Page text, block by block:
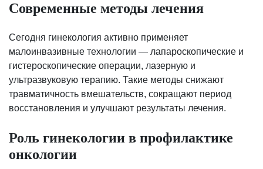
Современные методы лечения
Сегодня гинекология активно применяет
малоинвазивные технологии — лапароскопические и
гистероскопические операции, лазерную и
ультразвуковую терапию. Такие методы снижают
травматичность вмешательств, сокращают период
восстановления и улучшают результаты лечения.
Роль гинекологии в профилактике
онкологии